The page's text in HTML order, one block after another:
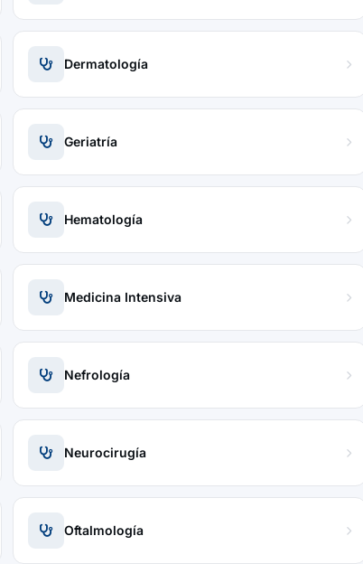
Dermatología
Geriatría
Hematología
Medicina Intensiva
Nefrología
Neurocirugía
Oftalmología